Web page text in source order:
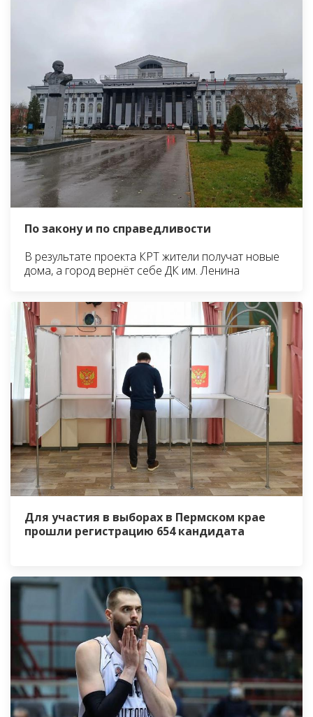
По закону и по справедливости
В результате проекта КРТ жители получат новые
дома, а город вернёт себе ДК им. Ленина
Для участия в выборах в Пермском крае
прошли регистрацию 654 кандидата